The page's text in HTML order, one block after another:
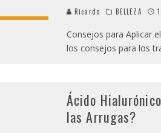
Ricardo BELLEZA
Consejos para Aplicar
los consejos para los
Ácido
las Arrugas?